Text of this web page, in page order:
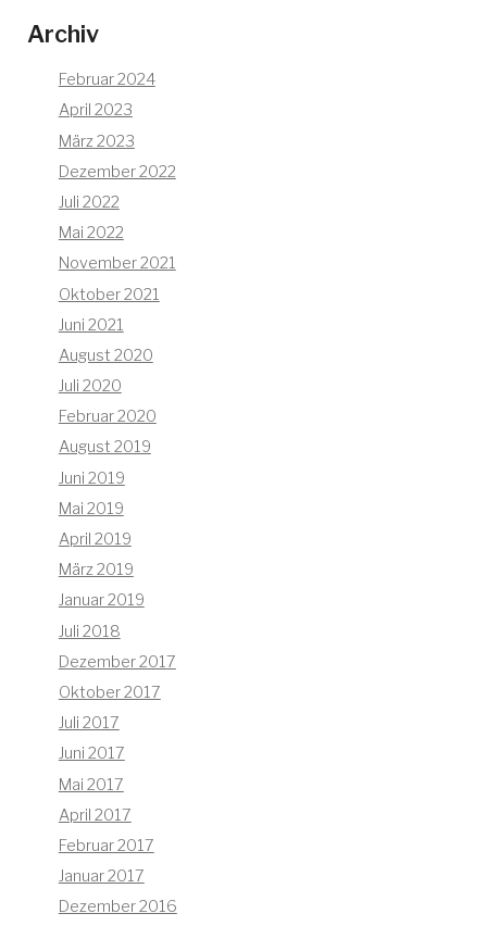
Archiv
Februar 2024
April 2023
März 2023
Dezember 2022
Juli 2022
Mai 2022
November 2021
Oktober 2021
Juni 2021
August 2020
Juli 2020
Februar 2020
August 2019
Juni 2019
Mai 2019
April 2019
März 2019
Januar 2019
Juli 2018
Dezember 2017
Oktober 2017
Juli 2017
Juni 2017
Mai 2017
April 2017
Februar 2017
Januar 2017
Dezember 2016